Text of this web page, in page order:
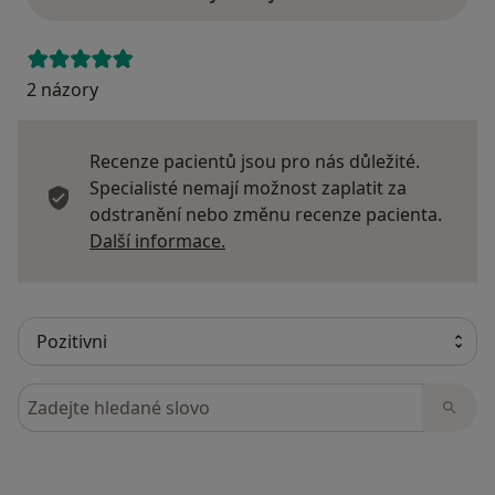
2 názory
Recenze pacientů jsou pro nás důležité.
Specialisté nemají možnost zaplatit za
odstranění nebo změnu recenze pacienta.
Další informace.
Hledejte v názorech